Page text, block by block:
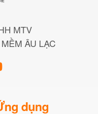
MTV
ÂU LẠC
dụng